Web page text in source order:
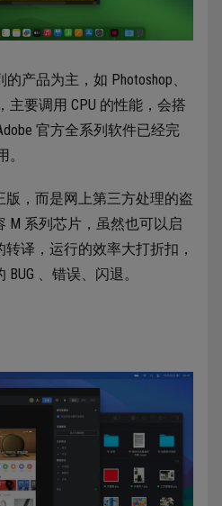
产品为主，如 Photoshop、
主要调用 CPU 的性能，会搭
官方全系列软件已经完
，而是网上第三方处理的盗
M 系列芯片，虽然也可以启
译，运行的效率大打折扣，
、错误、闪退。